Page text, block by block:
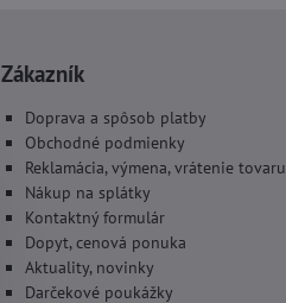
Zákazník
Doprava a spôsob platby
Obchodné podmienky
Reklamácia, výmena, vrátenie tovaru
Nákup na splátky
Kontaktný formulár
Dopyt, cenová ponuka
Aktuality, novinky
Darčekové poukážky